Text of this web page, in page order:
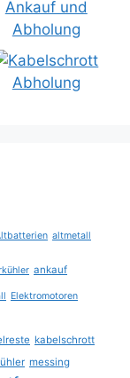
altmetall
ankauf
Elektromotoren
kabelschrott
messing